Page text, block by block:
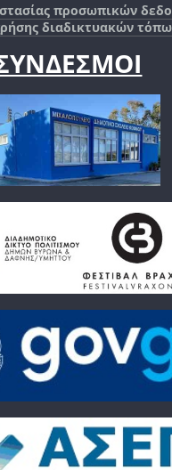
προσωπικών
διαδικτυακών